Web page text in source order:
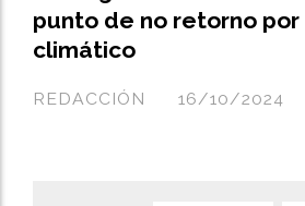
punto de no retorno
climático
REDACCIÓN 16/10/2024